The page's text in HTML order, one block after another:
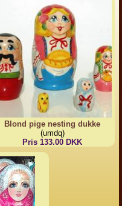
Blond pige nesting dukke
(umdq)
Pris 133.00 DKK